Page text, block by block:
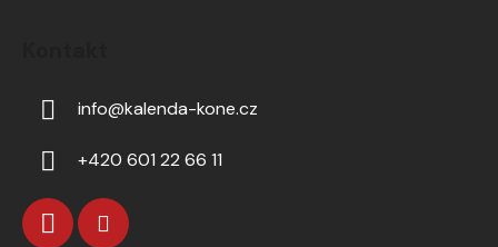
info@kalenda-kone.cz
+420 601 22 66 11